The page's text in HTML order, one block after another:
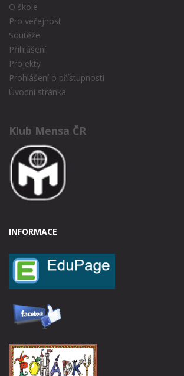
O škole
Pro veřejnost
Soutěže
Přihlášení
Projekty
Prohlášení o přístupnosti
Úvodní stránka
Klub Mensa ČR
INFORMACE